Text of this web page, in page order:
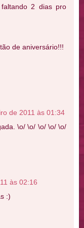
2 dias pro
de aniversário!!!
de 2011 às 01:34
\o/ \o/ \o/ \o/ \o/
às 02:16
:)